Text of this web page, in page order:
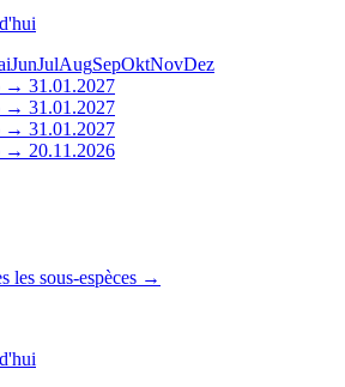
JunJulAugSepOktNovDez
→ 31.01.2027
→ 31.01.2027
→ 31.01.2027
→ 20.11.2026
les sous-espèces →